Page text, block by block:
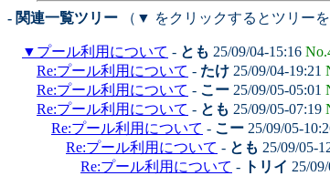
- 関連一覧ツリー （▼ をクリックするとツリーを
▼ プール利用について - とも 25/09/04-15:16
Re:プール利用について - たけ 25/09/04-19:21
Re:プール利用について - こー 25/09/05-05:01
Re:プール利用について - とも 25/09/05-07:19
Re:プール利用について - こー 25/09/05-
Re:プール利用について - とも 25/09/05-
Re:プール利用について - トリイ 25/